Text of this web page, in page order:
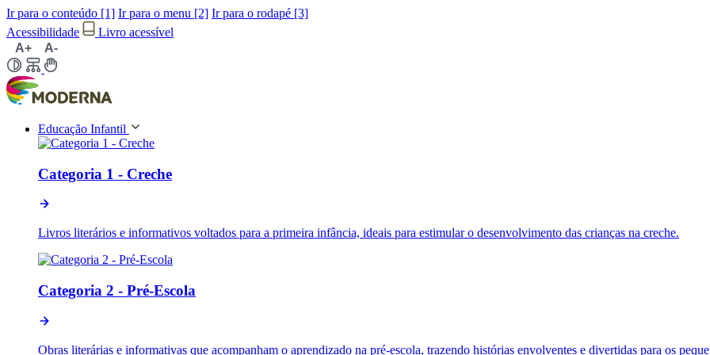
Ir para o conteúdo [1] Ir para o menu [2] Ir para o rodapé [3]
Acessibilidade
Livro acessível
A+
A-
Educação Infantil
Categoria 1 - Creche
Livros literários e informativos voltados para a primeira infância, ideais para estimular o desenvolvimento das crianças na creche.
Categoria 2 - Pré-Escola
Obras literárias e informativas que acompanham o aprendizado na pré-escola, trazendo histórias envolventes e divertidas para os